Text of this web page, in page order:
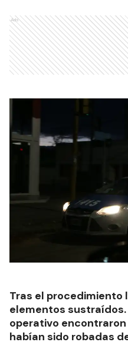
Ads
Tras el procedimiento
elementos
operativo
habían sido robadas